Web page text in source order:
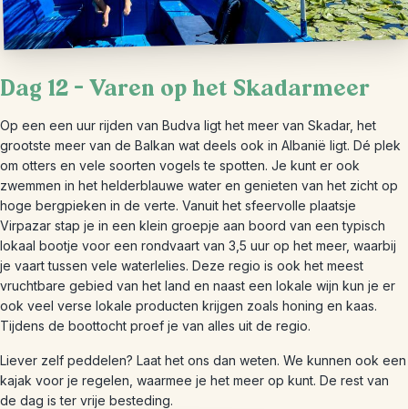
Dag 12 – Varen op het Skadarmeer
Op een een uur rijden van Budva ligt het meer van Skadar, het
grootste meer van de Balkan wat deels ook in Albanië ligt. Dé plek
om otters en vele soorten vogels te spotten. Je kunt er ook
zwemmen in het helderblauwe water en genieten van het zicht op
hoge bergpieken in de verte. Vanuit het sfeervolle plaatsje
Virpazar stap je in een klein groepje aan boord van een typisch
lokaal bootje voor een rondvaart van 3,5 uur op het meer, waarbij
je vaart tussen vele waterlelies. Deze regio is ook het meest
vruchtbare gebied van het land en naast een lokale wijn kun je er
ook veel verse lokale producten krijgen zoals honing en kaas.
Tijdens de boottocht proef je van alles uit de regio.
Liever zelf peddelen? Laat het ons dan weten. We kunnen ook een
kajak voor je regelen, waarmee je het meer op kunt. De rest van
de dag is ter vrije besteding.